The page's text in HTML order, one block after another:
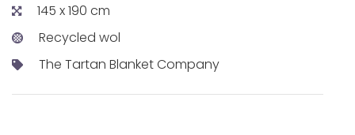
145 x 190 cm
Recycled wol
The Tartan Blanket Company